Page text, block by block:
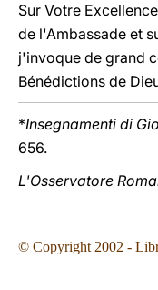
Sur Votre
de l'Ambassade et
j'invoque de grand
Bénédictions de
*Insegnamenti di
656.
L'Osservatore
© Copyright 2002 -